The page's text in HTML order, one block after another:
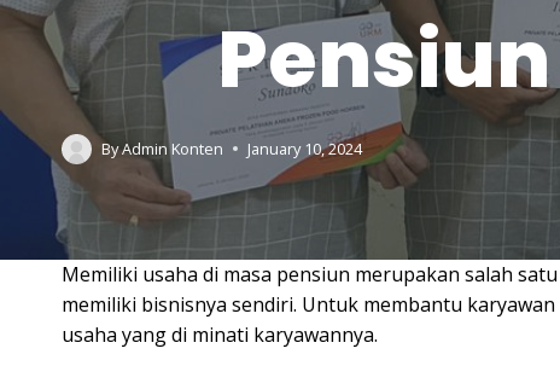
ByAdmin Konten January 10, 2024
Memiliki usaha di masa pensiun merupakan salah
memiliki bisnisnya sendiri. Untuk membantu
usaha yang di minati karyawannya.